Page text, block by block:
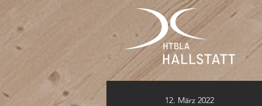
12. März 2022